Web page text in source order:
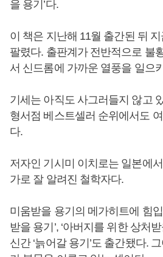
을 용기’다.
이 책은 지난해 11월 출간된 뒤
팔렸다. 출판계가 전반적으로 불
서 신드롬에 가까운 열풍을 일으
기세는 아직도 사그러들지 않고
형서점 베스트셀러 순위에서도
다.
저자인 기시미 이치로는 일본에
가로 잘 알려진 철학자다.
미움받을 용기의 메가히트에 힘
받을 용기’, ‘아버지를 위한 상처
신간 ‘늙어갈 용기’도 출간됐다.